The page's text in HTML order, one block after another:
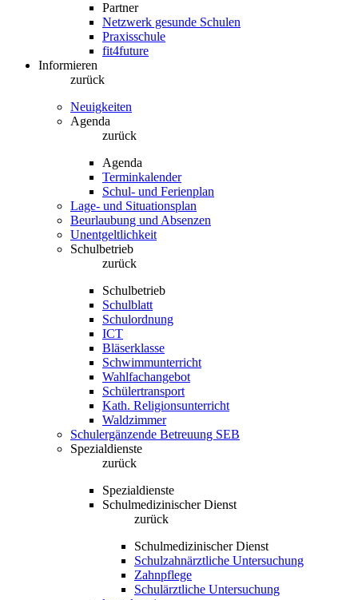
Partner
Netzwerk gesunde Schulen
Praxisschule
fit4future
Informieren
zurück
Neuigkeiten
Agenda
zurück
Agenda
Terminkalender
Schul- und Ferienplan
Lage- und Situationsplan
Beurlaubung und Absenzen
Unentgeltlichkeit
Schulbetrieb
zurück
Schulbetrieb
Schulblatt
Schulordnung
ICT
Bläserklasse
Schwimmunterricht
Wahlfachangebot
Schülertransport
Kath. Religionsunterricht
Waldzimmer
Schulergänzende Betreuung SEB
Spezialdienste
zurück
Spezialdienste
Schulmedizinischer Dienst
zurück
Schulmedizinischer Dienst
Schulzahnärztliche Untersuchung
Zahnpflege
Schulärztliche Untersuchung